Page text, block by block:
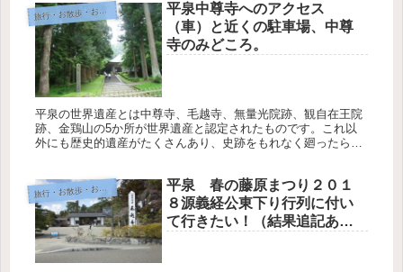
旅
行・お散歩・おでかけ
平泉中尊寺へのアクセス
（車）と近くの駐車場、中尊
寺のみどころ。
平泉の世界遺産とは中尊寺、毛越寺、無量光院跡、観自在王院
跡、金鶏山の5か所が世界遺産と認定されたものです。これ以
外にも歴史的遺産がたくさんあり、史跡をもれなく廻ったら１
旅
行・お散歩・おでかけ
平泉 春の藤原まつり２０１
８源義経公東下り行列に付い
て行きたい！（結果追記あ